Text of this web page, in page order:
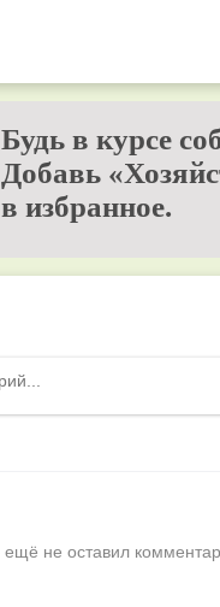
Будь в курсе
Добавь
в избранное.
ещё не оставил